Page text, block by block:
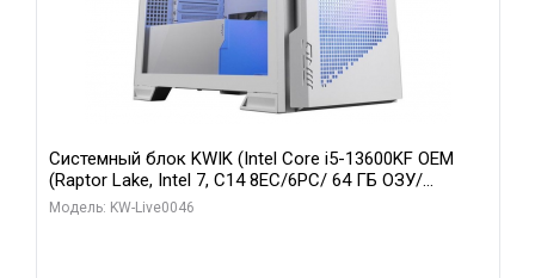
Системный блок KWIK (Intel Core i5-13600KF OEM
(Raptor Lake, Intel 7, C14 8EC/6PC/ 64 ГБ ОЗУ/
Gigabyte RTX5060Ti GAMING OC 8GB GDDR7 128bit
Модель: KW-Live0046